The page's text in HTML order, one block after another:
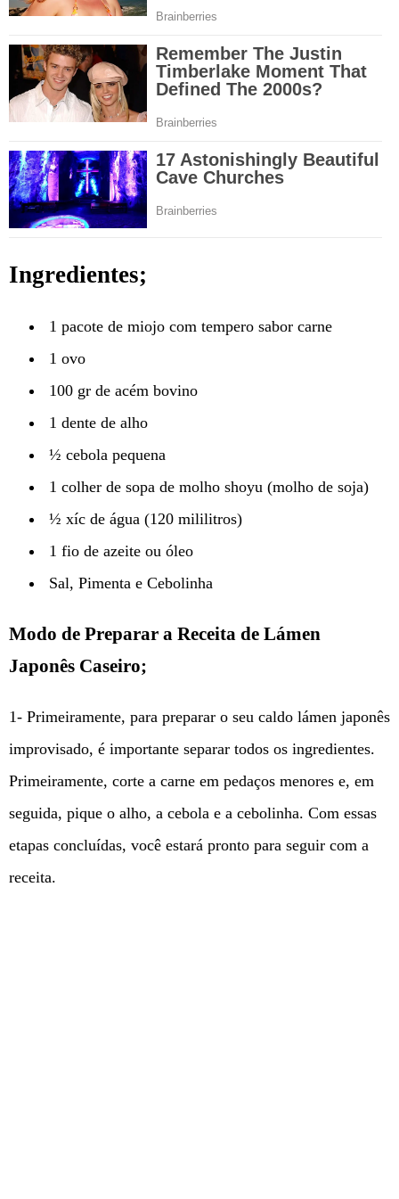
Ingredientes;
1 pacote de miojo com tempero sabor carne
1 ovo
100 gr de acém bovino
1 dente de alho
½ cebola pequena
1 colher de sopa de molho shoyu (molho de soja)
½ xíc de água (120 mililitros)
1 fio de azeite ou óleo
Sal, Pimenta e Cebolinha
Modo de Preparar a Receita de Lámen
Japonês Caseiro;
1- Primeiramente, para preparar o seu caldo lámen japonês
improvisado, é importante separar todos os ingredientes.
Primeiramente, corte a carne em pedaços menores e, em
seguida, pique o alho, a cebola e a cebolinha. Com essas
etapas concluídas, você estará pronto para seguir com a
receita.